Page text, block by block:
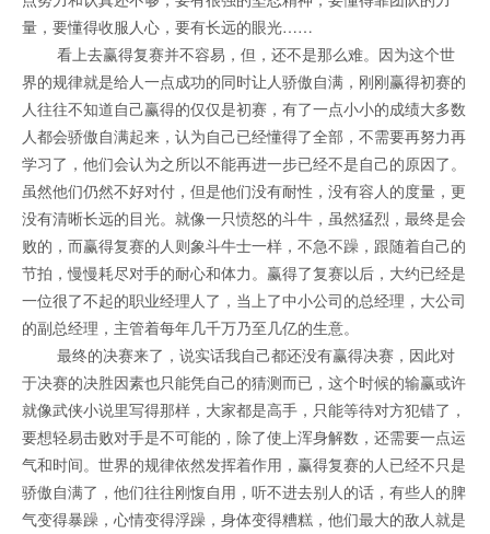
量，要懂得收服人心，要有长远的眼光……
看上去赢得复赛并不容易，但，还不是那么难。因为这个世
界的规律就是给人一点成功的同时让人骄傲自满，刚刚赢得初赛的
人往往不知道自己赢得的仅仅是初赛，有了一点小小的成绩大多数
人都会骄傲自满起来，认为自己已经懂得了全部，不需要再努力再
学习了，他们会认为之所以不能再进一步已经不是自己的原因了。
虽然他们仍然不好对付，但是他们没有耐性，没有容人的度量，更
没有清晰长远的目光。就像一只愤怒的斗牛，虽然猛烈，最终是会
败的，而赢得复赛的人则象斗牛士一样，不急不躁，跟随着自己的
节拍，慢慢耗尽对手的耐心和体力。赢得了复赛以后，大约已经是
一位很了不起的职业经理人了，当上了中小公司的总经理，大公司
的副总经理，主管着每年几千万乃至几亿的生意。
最终的决赛来了，说实话我自己都还没有赢得决赛，因此对
于决赛的决胜因素也只能凭自己的猜测而已，这个时候的输赢或许
就像武侠小说里写得那样，大家都是高手，只能等待对方犯错了，
要想轻易击败对手是不可能的，除了使上浑身解数，还需要一点运
气和时间。世界的规律依然发挥着作用，赢得复赛的人已经不只是
骄傲自满了，他们往往刚愎自用，听不进去别人的话，有些人的脾
气变得暴躁，心情变得浮躁，身体变得糟糕，他们最大的敌人就是